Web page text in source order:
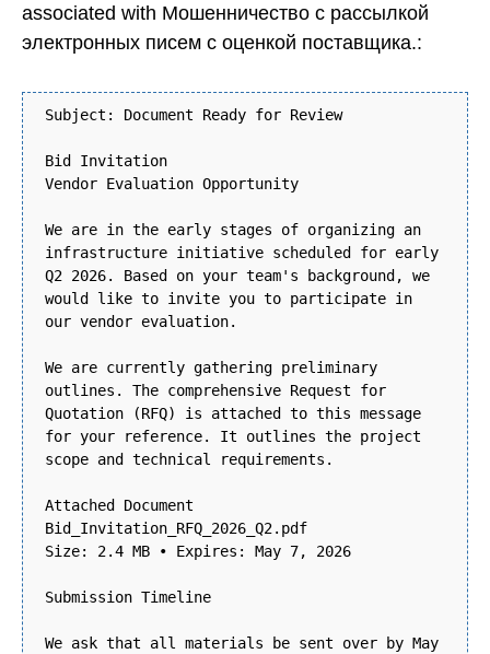
associated with Мошенничество с рассылкой
электронных писем с оценкой поставщика.:
Subject: Document Ready for Review
Bid Invitation
Vendor Evaluation Opportunity
We are in the early stages of organizing an
infrastructure initiative scheduled for early
Q2 2026. Based on your team's background, we
would like to invite you to participate in
our vendor evaluation.
We are currently gathering preliminary
outlines. The comprehensive Request for
Quotation (RFQ) is attached to this message
for your reference. It outlines the project
scope and technical requirements.
Attached Document
Bid_Invitation_RFQ_2026_Q2.pdf
Size: 2.4 MB • Expires: May 7, 2026
Submission Timeline
We ask that all materials be sent over by May